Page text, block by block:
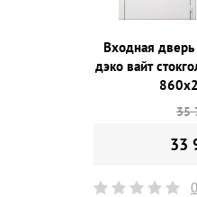
Входная
дэко вайт
35
33
0